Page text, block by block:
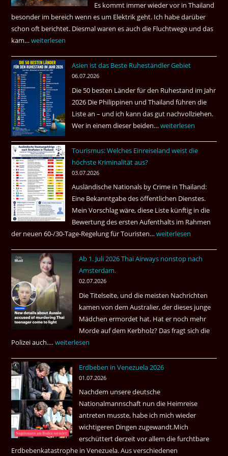
können?
|
Helmut
fragt
Es kommt immer wieder vor in Thailand
besonder im bereich wenn es um Elektrik geht. Ich habe darüber
schon oft berichtet. Diesmal waren es auch die Fluchtwege und das
kam…Mindestens
Tote
einem
Pub
Bangkok
weiterlesen
Asien ist das Beste Ruheständler Gebiet
06.07.2026
Die 50 besten Länder für den Ruhestand im Jahr
2026 Die Philippinen und Thailand führen die
Liste an – und ich kann das gut nachvollziehen.
Wer in einem dieser beiden…Asien
das
Gebiet
weiterlesen
Tourismus: Welches Einreiseland weist die
höchste Kriminalität aus?
03.07.2026
Ausländische Nationals by Crime in Thailand:
Eine Bekanntgabe des öffentlichen Dienstes.
Mein Vorschlag wäre, diese Liste künftig in die
Bewertung des ersten Aufenthalts im Rahmen
der neuen 60-/30-Tage-Regelung für Touristen…Tourismus:
Einreiseland
höchste
Kriminalität
aus?
weiterlesen
Ab 1. Juli 2026 Thai Airways nonstop nach
Amsterdam.
02.07.2026
Die Titelseite, und die meisten Nachrichten
kamen von dem Australier, der dieses junge
Mädchen ermordet hat. Hat er noch mehr
Morde auf dem Kerbholz? Das fragt sich die
Polizei auch.…Ab
Juli
2026
Thai
Airways
nonstop
nach
Amsterdam.
weiterlesen
Erdbeben in Venezuela 2026
01.07.2026
Nachdem unsere deutsche
Nationalmannschaft nun die Heimreise
antreten musste, habe ich mich wieder
wichtigeren Dingen zugewandt.Mich
erschüttert derzeit vor allem die furchtbare
Erdbebenkatastrophe in Venezuela. Aus verschiedenen